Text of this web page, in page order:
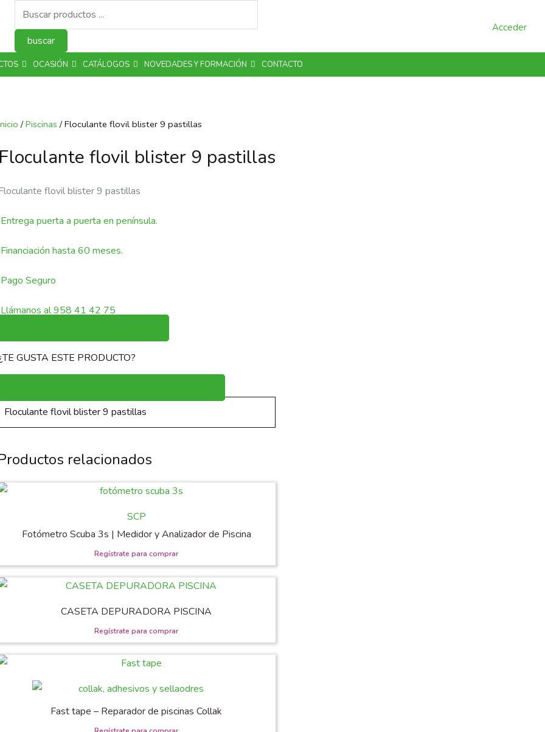
productos
buscar
Acceder
OCASIÓN CATÁLOGOS NOVEDADES Y FORMACIÓN CONTACTO
/Piscinas / Floculante flovil blister 9 pastillas
Floculante flovil blister 9 pastillas
flovil blister 9 pastillas
Entrega puerta a puerta en península.
Financiación hasta 60 meses.
Pago Seguro
Llámanos al 958 41 42 75
GUSTA ESTE PRODUCTO?
Floculante flovil blister 9 pastillas
relacionados
SCP
Fotómetro Scuba 3s | Medidor y Analizador de Piscina
CASETA DEPURADORA PISCINA
Fast tape – Reparador de piscinas Collak